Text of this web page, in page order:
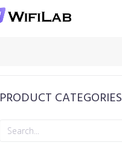
PRODUCT CATEGORIES